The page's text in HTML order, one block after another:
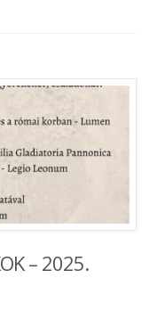
– 2025.